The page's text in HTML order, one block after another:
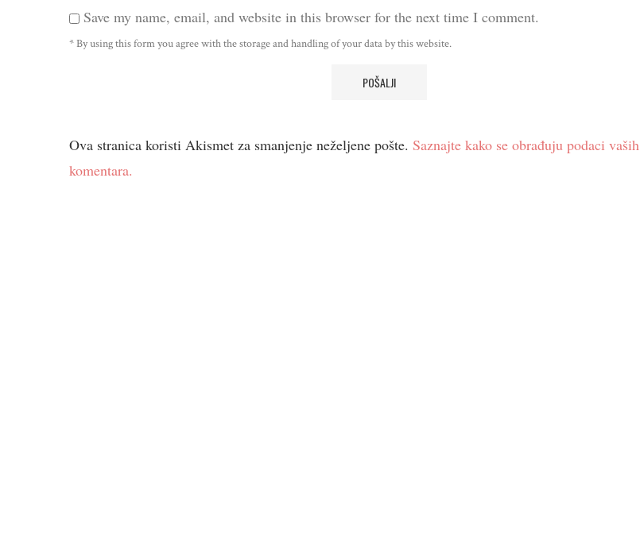
Save my name, email, and website in this browser for the next time I comment.
* By using this form you agree with the storage and handling of your data by this website.
Ova stranica koristi Akismet za smanjenje neželjene pošte. Saznajte kako se obrađuju podaci vaših
komentara.